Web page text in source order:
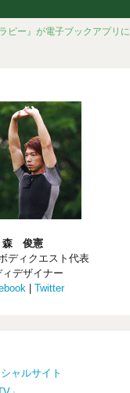
ピー』が電子ブックアプリに
森 俊憲
ディクエスト代表
ィデザイナー
|Twitter
ャルサイト